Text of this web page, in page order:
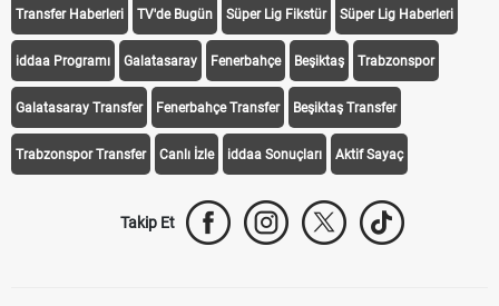
Transfer Haberleri TV'de Bugün Süper Lig Fikstür Süper Lig Haberleri
iddaa Programı Galatasaray Fenerbahçe Beşiktaş Trabzonspor
Galatasaray Transfer Fenerbahçe Transfer Beşiktaş Transfer
Trabzonspor Transfer Canlı İzle iddaa Sonuçları Aktif Sayaç
Takip Et